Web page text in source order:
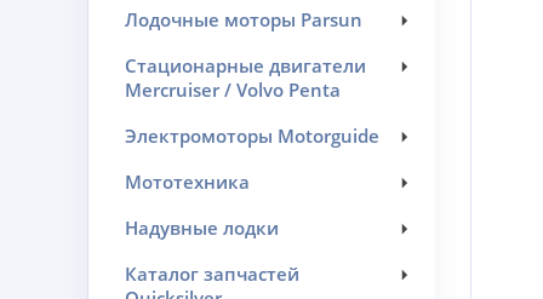
Лодочные моторы Parsun
Стационарные двигатели
Mercruiser / Volvo Penta
Электромоторы Motorguide
Мототехника
Надувные лодки
Каталог запчастей